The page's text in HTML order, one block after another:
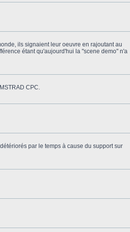
ils signaient leur oeuvre en rajoutant au
étant qu'aujourd'hui la "scene demo" n'a
CPC.
par le temps à cause du support sur